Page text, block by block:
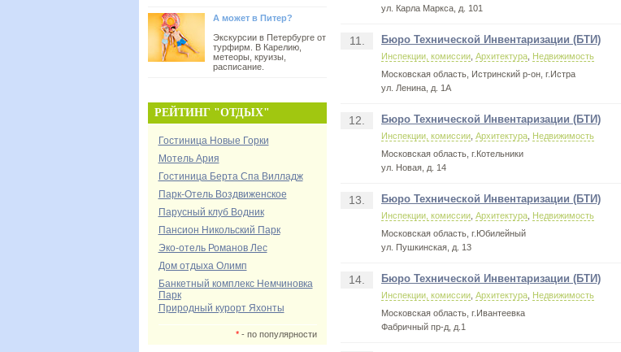
А может в Питер?
Экскурсии в Петербурге от
турфирм. В Карелию,
метеоры, круизы,
расписание.
РЕЙТИНГ "ОТДЫХ"
Гостиница Новые Горки
Мотель Ария
Гостиница Берта Спа Вилладж
Парк-Отель Воздвиженское
Парусный клуб Водник
Пансион Никольский Парк
Эко-отель Романов Лес
Дом отдыха Олимп
Банкетный комплекс Немчиновка
Парк
Природный курорт Яхонты
*- по популярности
ул. Карла Маркса, д. 101
11. Бюро Технической Инвентаризации (БТИ)
Инспекции, комиссии Архитектура Недвижимость
Московская область, Истринский р-он, г.Истра
ул. Ленина, д. 1А
12. Бюро Технической Инвентаризации (БТИ)
Инспекции, комиссии Архитектура Недвижимость
Московская область, г.Котельники
ул. Новая, д. 14
13. Бюро Технической Инвентаризации (БТИ)
Инспекции, комиссии Архитектура Недвижимость
Московская область, г.Юбилейный
ул. Пушкинская, д. 13
14. Бюро Технической Инвентаризации (БТИ)
Инспекции, комиссии Архитектура Недвижимость
Московская область, г.Ивантеевка
Фабричный пр-д, д.1